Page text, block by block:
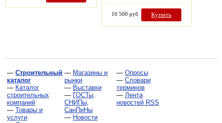
10 500 руб Купить
— Строительный
каталог
— Каталог
строительных
компаний
— Товары и
услуги
— Магазины и
рынки
— Выставки
— ГОСТы,
СНИПы,
СанПиНы
— Новости
— Опросы
— Словари
терминов
— Лента
новостей RSS